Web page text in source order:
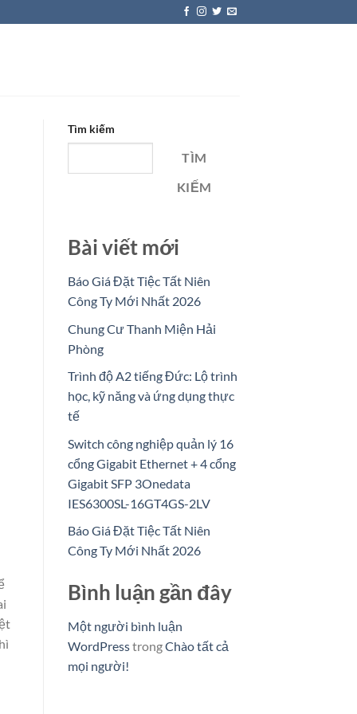
Tìm kiếm
TÌM
KIẾM
Bài viết mới
Báo Giá Đặt Tiệc Tất Niên
Công Ty Mới Nhất 2026
Chung Cư Thanh Miện Hải
Phòng
Trình độ A2 tiếng Đức: Lộ trình
học, kỹ năng và ứng dụng thực
tế
Switch công nghiệp quản lý 16
cổng Gigabit Ethernet + 4 cổng
Gigabit SFP 3Onedata
IES6300SL-16GT4GS-2LV
Báo Giá Đặt Tiệc Tất Niên
Công Ty Mới Nhất 2026
Bình luận gần đây
Một người bình luận
WordPresstrongChào tất cả
mọi người!